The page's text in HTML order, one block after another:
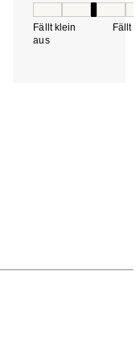
Fällt klein
aus
Fällt